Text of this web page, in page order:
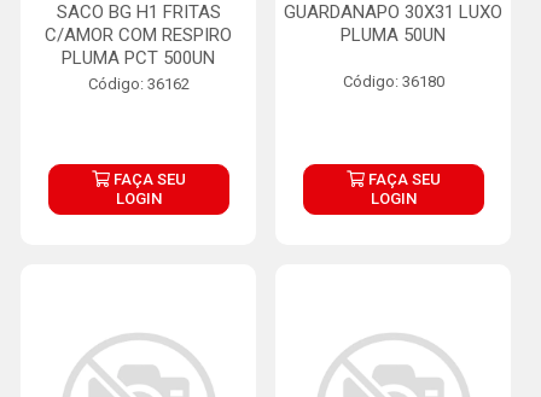
SACO BG H1 FRITAS
C/AMOR COM RESPIRO
PLUMA PCT 500UN
Código: 36162
FAÇA SEU
LOGIN
GUARDANAPO 30X31 LUXO
PLUMA 50UN
Código: 36180
FAÇA SEU
LOGIN